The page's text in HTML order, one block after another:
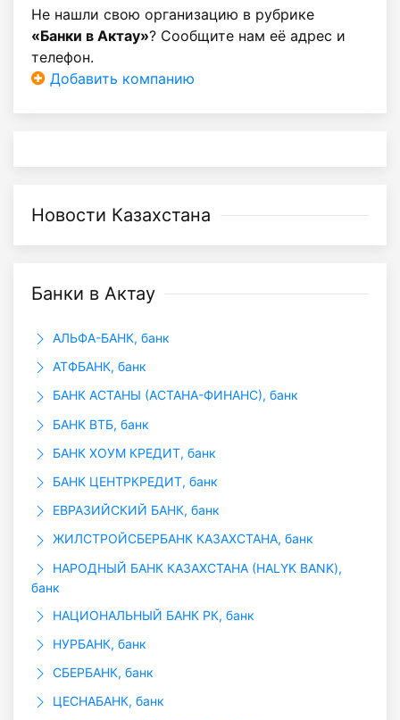
Не нашли свою организацию в рубрике
«Банки в Актау»? Сообщите нам её адрес и
телефон.
Добавить компанию
Новости Казахстана
Банки в Актау
АЛЬФА-БАНК, банк
АТФБАНК, банк
БАНК АСТАНЫ (АСТАНА-ФИНАНС), банк
БАНК ВТБ, банк
БАНК ХОУМ КРЕДИТ, банк
БАНК ЦЕНТРКРЕДИТ, банк
ЕВРАЗИЙСКИЙ БАНК, банк
ЖИЛСТРОЙСБЕРБАНК КАЗАХСТАНА, банк
НАРОДНЫЙ БАНК КАЗАХСТАНА (HALYK BANK),
банк
НАЦИОНАЛЬНЫЙ БАНК РК, банк
НУРБАНК, банк
СБЕРБАНК, банк
ЦЕСНАБАНК, банк